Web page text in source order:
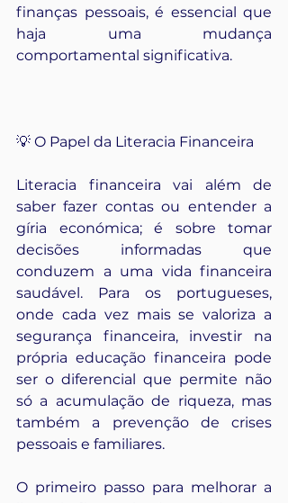
finanças pessoais, é essencial que
haja uma mudança
comportamental significativa.
💡 O Papel da Literacia Financeira
Literacia financeira vai além de
saber fazer contas ou entender a
gíria económica; é sobre tomar
decisões informadas que
conduzem a uma vida financeira
saudável. Para os portugueses,
onde cada vez mais se valoriza a
segurança financeira, investir na
própria educação financeira pode
ser o diferencial que permite não
só a acumulação de riqueza, mas
também a prevenção de crises
pessoais e familiares.
O primeiro passo para melhorar a